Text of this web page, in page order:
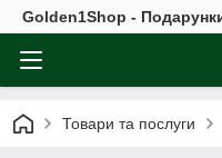
Golden1Shop -
Товари та послуги